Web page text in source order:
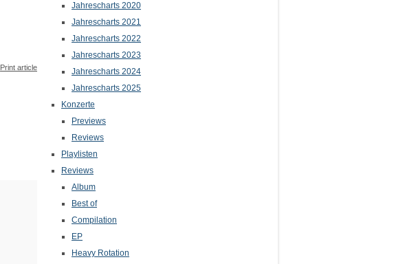
Print article
Jahrescharts 2020
Jahrescharts 2021
Jahrescharts 2022
Jahrescharts 2023
Jahrescharts 2024
Jahrescharts 2025
Konzerte
Previews
Reviews
Playlisten
Reviews
Album
Best of
Compilation
EP
Heavy Rotation